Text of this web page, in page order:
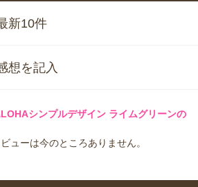
新10件
想を記入
シンプルデザイン ライムグリーンの
ューは今のところありません。